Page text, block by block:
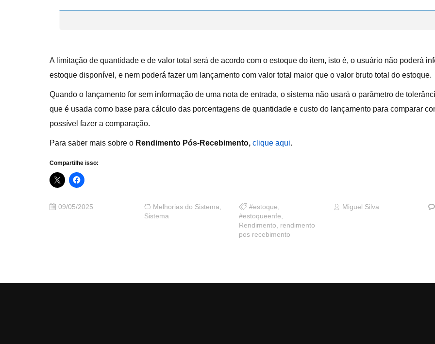
A limitação de quantidade e de valor total será de acordo com o estoque do item, isto é, o usuário não poderá
estoque disponível, e nem poderá fazer um lançamento com valor total maior que o valor bruto total do estoque.
Quando o lançamento for sem informação de uma nota de entrada, o sistema não usará o parâmetro de
que é usada como base para cálculo das porcentagens de quantidade e custo do lançamento para comparar
possível fazer a comparação.
Para saber mais sobre o Rendimento Pós-Recebimento, clique aqui.
Compartilhe isso:
09/05/2025 Melhorias do Sistema,
Sistema
#estoque,
#estoqueenfe,
Rendimento, rendimento
pos recebimento
Miguel Silva